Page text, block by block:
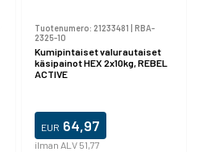
Tuotenumero: 21233481 | RBA-
2325-10
Kumipintaiset valurautaiset
käsipainot HEX 2x10kg, REBEL
ACTIVE
EUR 64,97
ilman ALV 51,77